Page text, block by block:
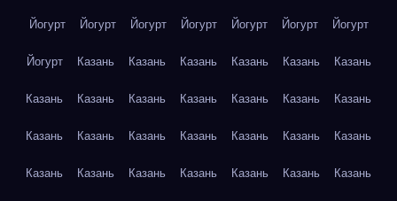
Йогурт Йогурт Йогурт Йогурт Йогурт Йогурт Йогурт
Йогурт Казань Казань Казань Казань Казань Казань
Казань Казань Казань Казань Казань Казань Казань
Казань Казань Казань Казань Казань Казань Казань
Казань Казань Казань Казань Казань Казань Казань